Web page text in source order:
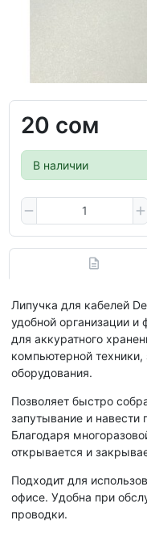
20 сом
В наличии
Липучка для кабелей
удобной организации и
для аккуратного
компьютерной
оборудования.
Позволяет быстро
запутывание и
Благодаря
открывается и
Подходит для
офисе. Удобна при
проводки.